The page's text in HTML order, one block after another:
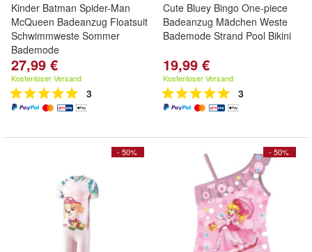
Kinder Batman Spider-Man
McQueen Badeanzug Floatsuit
Schwimmweste Sommer
Bademode
27,99 €
Kostenloser Versand
3
Cute Bluey Bingo One-piece
Badeanzug Mädchen Weste
Bademode Strand Pool Bikini
19,99 €
Kostenloser Versand
3
- 50% - 50%